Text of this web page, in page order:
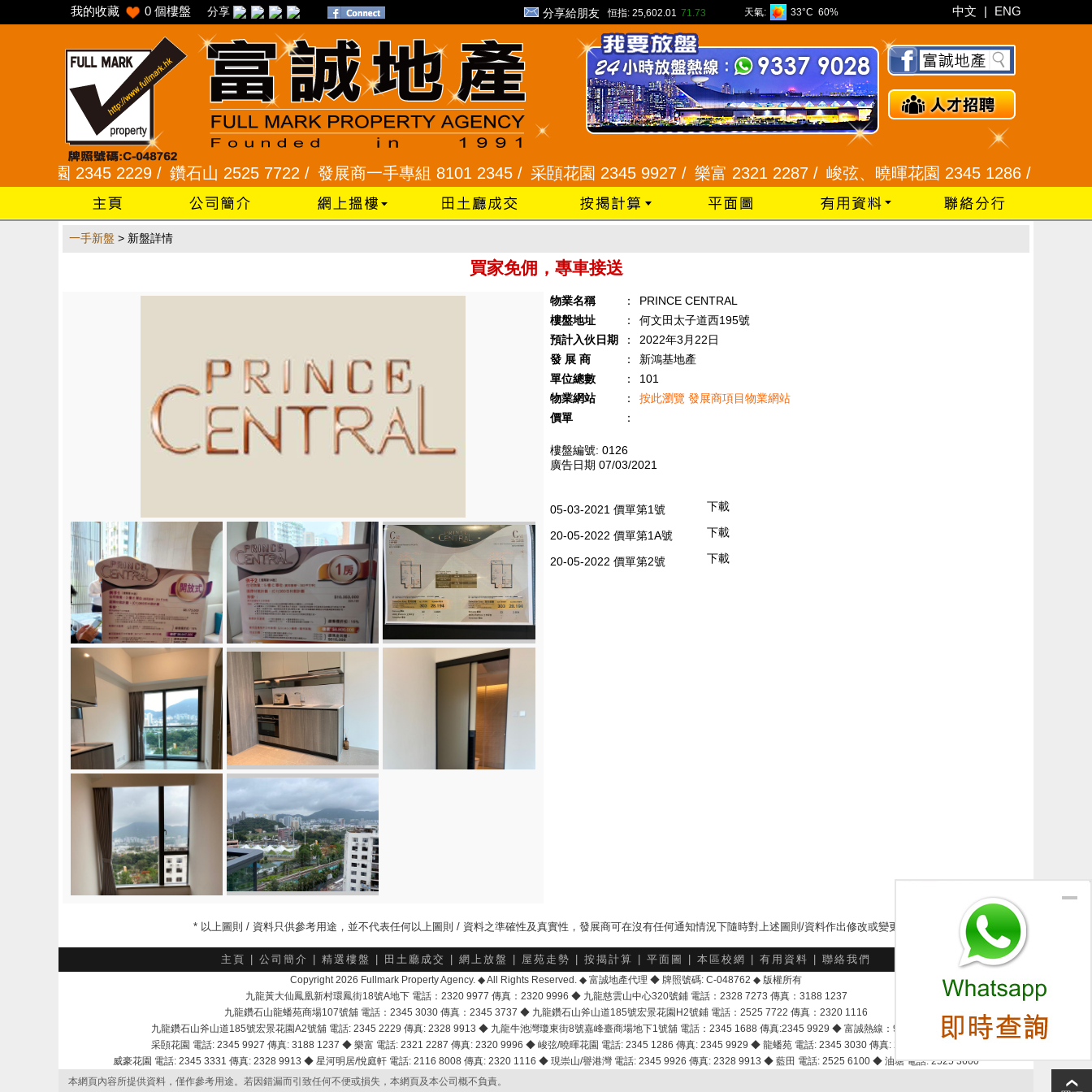
我的收藏 0 個樓盤 分享 分享給朋友 恒指: 25,602.01 71.73 天氣: 33°C 60% 中文 | ENG
花園 2345 2229 /鑽石山 2525 7722 /發展商一手專組 8101 2345 /采頣花園 2345 9927 /樂富 2321 2287 /峻弦、曉暉花園 2345 1286 /威豪花園
一手新盤 > 新盤詳情
買家免佣，專車接送
物業名稱 ：
PRINCE CENTRAL
樓盤地址
：
何文田太子道西195號
預計入伙日期
：
2022年3月22日
發 展 商
：
新鴻基地產
單位總數
：
101
物業網站
：
按此瀏覽 發展商項目物業網站
價單
：
樓盤編號: 0126
廣告日期 07/03/2021
05-03-2021 價單第1號 下載
20-05-2022 價單第1A號 下載
20-05-2022 價單第2號 下載
* 以上圖則 / 資料只供參考用途，並不代表任何以上圖則 / 資料之準確性及真實性，發展商可在沒有任何通知情況下隨時對上述圖則/資料作出修改或變更
主頁 公司簡介 精選樓盤 田土廳成交 網上放盤 屋苑走勢 按揭計算 平面圖 本區校網 有用資料 聯絡我們
Copyright 2026 Fullmark Property Agency. ◆ All Rights Reserved. ◆ 富誠地產代理 ◆ 牌照號碼: C-048762 ◆ 版權所有
九龍黃大仙鳳凰新村環鳳街18號A地下 電話：2320 9977 傳真：2320 9996 ◆ 九龍慈雲山中心320號鋪 電話：2328 7273 傳真：3188 1237
九龍鑽石山龍蟠苑商場107號舖 電話：2345 3030 傳真：2345 3737 ◆ 九龍鑽石山斧山道185號宏景花園H2號鋪 電話：2525 7722 傳真：2320 1116
九龍鑽石山斧山道185號宏景花園A2號舖 電話: 2345 2229 傳真: 2328 9913 ◆ 九龍牛池灣瓊東街8號嘉峰臺商場地下1號舖 電話：2345 1688 傳真:2345 9929 ◆ 富誠熱線：9337 9028
采頣花園 電話: 2345 9927 傳真: 3188 1237 ◆ 樂富 電話: 2321 2287 傳真: 2320 9996 ◆ 峻弦/曉暉花園 電話: 2345 1286 傳真: 2345 9929 ◆ 龍蟠苑 電話: 2345 3030 傳真: 2345 3737
威豪花園 電話: 2345 3331 傳真: 2328 9913 ◆ 星河明居/悅庭軒 電話: 2116 8008 傳真: 2320 1116 ◆ 現崇山/譽港灣 電話: 2345 9926 傳真: 2328 9913 ◆ 藍田 電話: 2525 6100 ◆ 油塘 電話: 2525 3600
本網頁內容所提供資料，僅作參考用途。若因錯漏而引致任何不便或損失，本網頁及本公司概不負責。